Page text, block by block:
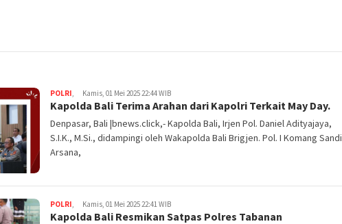
POLRI Kamis, 01 Mei 2025 22:44 WIB
Kapolda Bali Terima Arahan dari Kapolri Terkait May Day.
Denpasar, Bali |bnews.click,- Kapolda Bali, Irjen Pol. Daniel Adityajaya,
S.I.K., M.Si., didampingi oleh Wakapolda Bali Brigjen. Pol. I Komang Sandi
Arsana,
POLRI Kamis, 01 Mei 2025 22:41 WIB
Kapolda Bali Resmikan Satpas Polres Tabanan